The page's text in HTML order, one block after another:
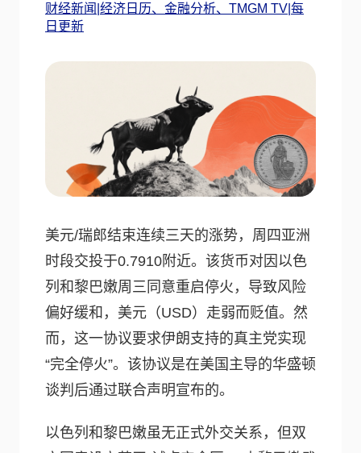
财经新闻|经济日历、金融分析、TMGM TV|每
日更新
美元/瑞郎结束连续三天的涨势，周四亚洲
时段交投于0.7910附近。该货币对因以色
列和黎巴嫩周三同意重启停火，导致风险
偏好缓和，美元（USD）走弱而贬值。然
而，这一协议要求伊朗支持的真主党实现
“完全停火”。该协议是在美国主导的华盛顿
谈判后通过联合声明宣布的。
以色列和黎巴嫩虽无正式外交关系，但双